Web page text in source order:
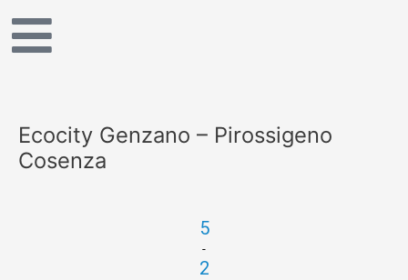
Ecocity Genzano – Pirossigeno
Cosenza
5
-
2